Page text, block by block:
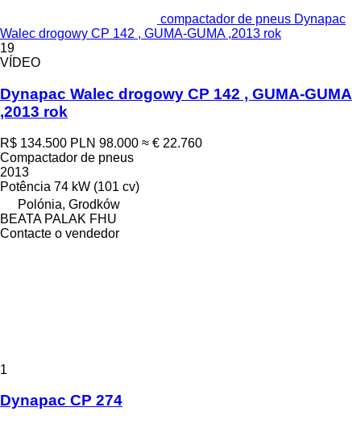
compactador de pneus Dynapac
Walec drogowy CP 142 , GUMA-GUMA ,2013 rok
19
VÍDEO
Dynapac Walec drogowy CP 142 , GUMA-GUMA
,2013 rok
R$ 134.500 PLN 98.000 ≈ € 22.760
Compactador de pneus
2013
Potência 74 kW (101 cv)
Polónia, Grodków
BEATA PALAK FHU
Contacte o vendedor
1
Dynapac CP 274